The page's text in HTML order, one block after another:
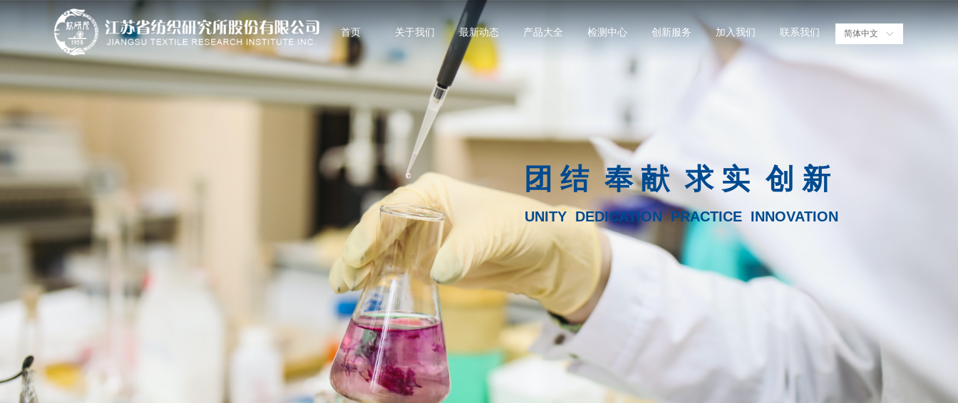
首页 关于我们 最新动态 产品大全 检测中心 创新服务 加入我们 联系我们 ꀅ
简体中文
UNITY DEDICATION PRACTICE INNOVATION
团 结 奉 献 求 实 创 新